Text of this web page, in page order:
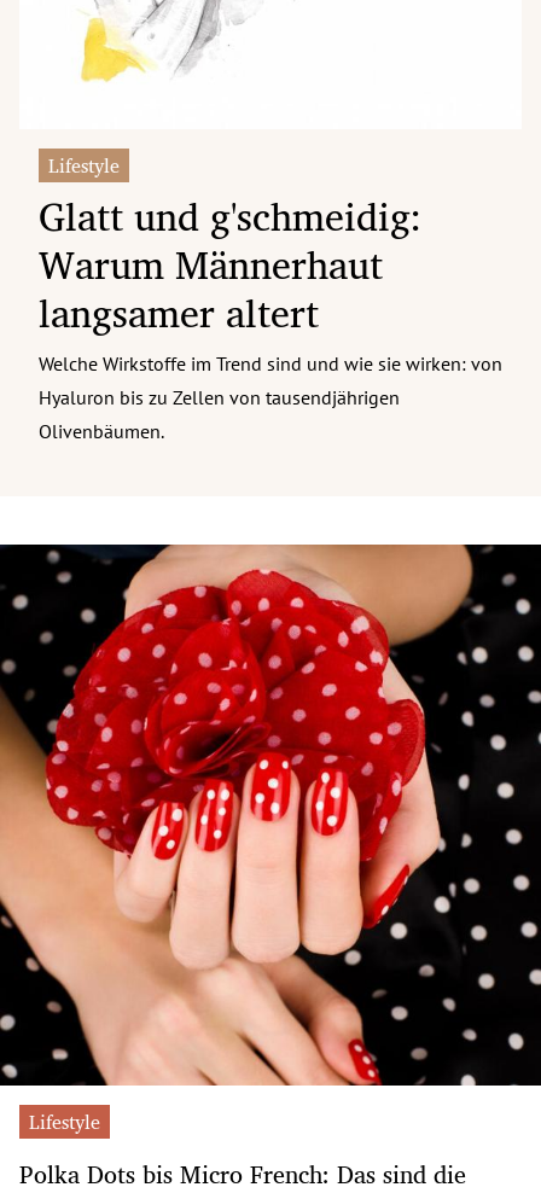
Lifestyle
Glatt und g'schmeidig:
Warum Männerhaut
langsamer altert
Welche Wirkstoffe im Trend sind und wie sie wirken: von
Hyaluron bis zu Zellen von tausendjährigen
Olivenbäumen.
Lifestyle
Polka Dots bis Micro French: Das sind die